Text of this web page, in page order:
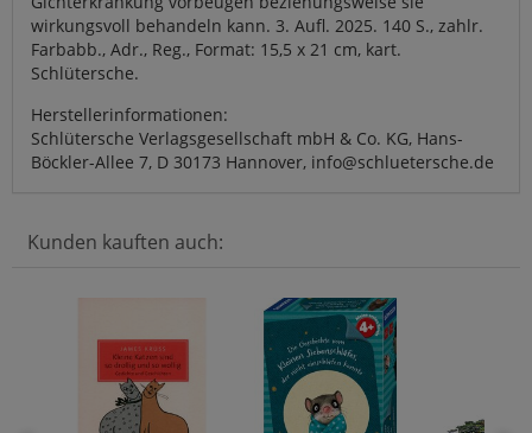
wirkungsvoll behandeln kann. 3. Aufl. 2025. 140 S., zahlr.
Farbabb., Adr., Reg., Format: 15,5 x 21 cm, kart.
Schlütersche.
Herstellerinformationen:
Schlütersche Verlagsgesellschaft mbH & Co. KG, Hans-
Böckler-Allee 7, D 30173 Hannover, info@schluetersche.de
Kunden kauften auch: